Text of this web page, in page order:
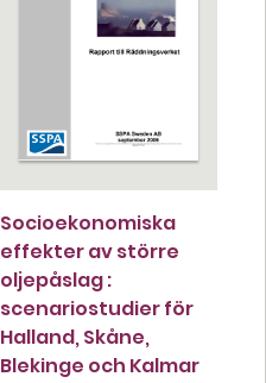
Socioekonomiska
effekter av större
oljepåslag :
scenariostudier för
Halland, Skåne,
Blekinge och Kalmar